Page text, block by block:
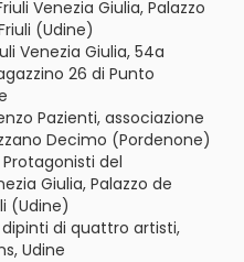
Venezia Giulia, Palazzo
(Udine)
Venezia Giulia, 54a
26 di Punto
Pazienti, associazione
Decimo (Pordenone)
del
Giulia, Palazzo de
(Udine)
di quattro artisti,
Udine